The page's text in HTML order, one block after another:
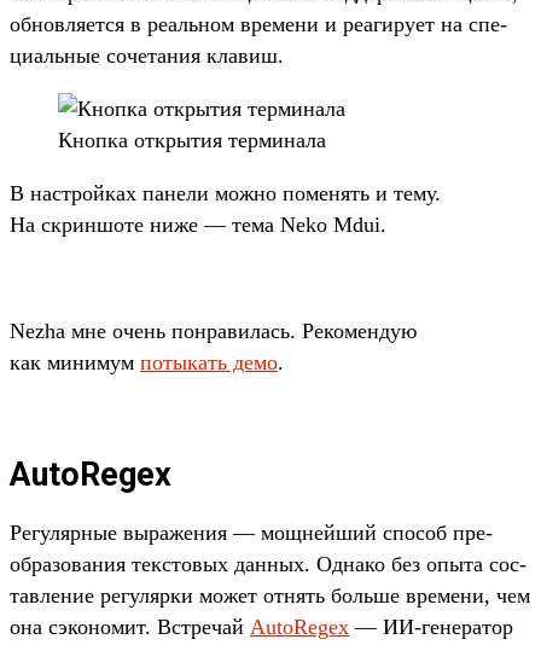
обновля­ется в реаль­ном вре­мени и реаги­рует на спе­
циаль­ные сочета­ния кла­виш.
Кноп­ка откры­тия тер­минала
В нас­трой­ках панели мож­но поменять и тему.
На скрин­шоте ниже — тема Neko Mdui.
Nezha мне очень пон­равилась. Рекомен­дую
как минимум по­тыкать демо.
AutoRegex
Ре­гуляр­ные выраже­ния — мощ­ней­ший спо­соб пре­
обра­зова­ния тек­сто­вых дан­ных. Одна­ко без опы­та сос­
тавле­ние регуляр­ки может отнять боль­ше вре­мени, чем
она сэконо­мит. Встре­чай AutoRegex — ИИ‑генера­тор